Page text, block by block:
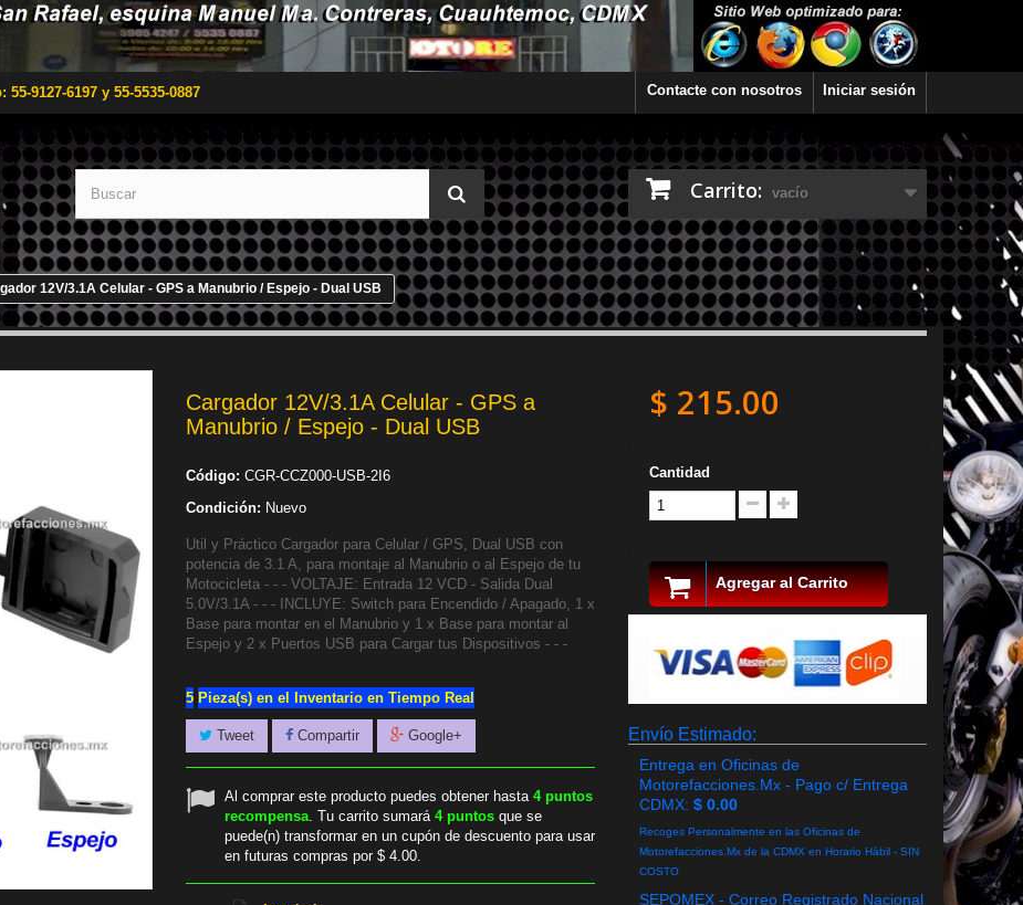
Iniciar sesión
Contacte con nosotros
9127-6197 y 55-5535-0887
Carrito: vacío
12V/3.1A Celular - GPS a Manubrio / Espejo - Dual USB
Cargador 12V/3.1A Celular - GPS a
Manubrio / Espejo - Dual USB
Código: CGR-CCZ000-USB-2I6
Condición: Nuevo
Util y Práctico Cargador para Celular / GPS, Dual USB con
potencia de 3.1 A, para montaje al Manubrio o al Espejo de tu
Motocicleta - - - VOLTAJE: Entrada 12 VCD - Salida Dual
5.0V/3.1A - - - INCLUYE: Switch para Encendido / Apagado, 1 x
Base para montar en el Manubrio y 1 x Base para montar al
Espejo y 2 x Puertos USB para Cargar tus Dispositivos - - -
5 Pieza(s) en el Inventario en Tiempo Real
Tweet Compartir Google+
Al comprar este producto puedes obtener hasta 4puntos
recompensa. Tu carrito sumará 4puntos que se
puede(n) transformar en un cupón de descuento para usar
en futuras compras por $ 4.00.
$ 215.00
Cantidad
Agregar al Carrito
Envío Estimado:
Entrega en Oficinas de
Motorefacciones.Mx - Pago c/ Entrega
CDMX: $ 0.00
Recoges Personalmente en las Oficinas de
Motorefacciones.Mx de la CDMX en Horario Hábil - SIN
COSTO
SEPOMEX - Correo Registrado Nacional